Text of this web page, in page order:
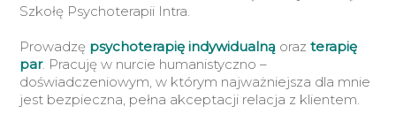
Szkołę Psychoterapii Intra.
Prowadzę psychoterapię indywidualną orazterapię
par. Pracuję w nurcie humanistyczno –
doświadczeniowym, w którym najważniejsza dla mnie
jest bezpieczna, pełna akceptacji relacja z klientem.